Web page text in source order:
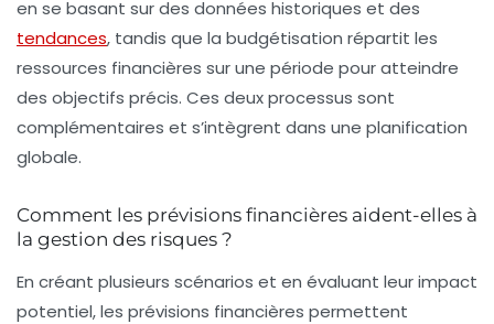
en se basant sur des données historiques et des
tendances, tandis que la budgétisation répartit les
ressources financières sur une période pour atteindre
des objectifs précis. Ces deux processus sont
complémentaires et s’intègrent dans une planification
globale.
Comment les prévisions financières aident-elles à
la gestion des risques ?
En créant plusieurs scénarios et en évaluant leur impact
potentiel, les prévisions financières permettent